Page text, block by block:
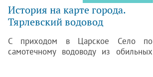
История на карте города.
Тярлевский водовод
С приходом в Царское Село по
самотечному водоводу из обильных